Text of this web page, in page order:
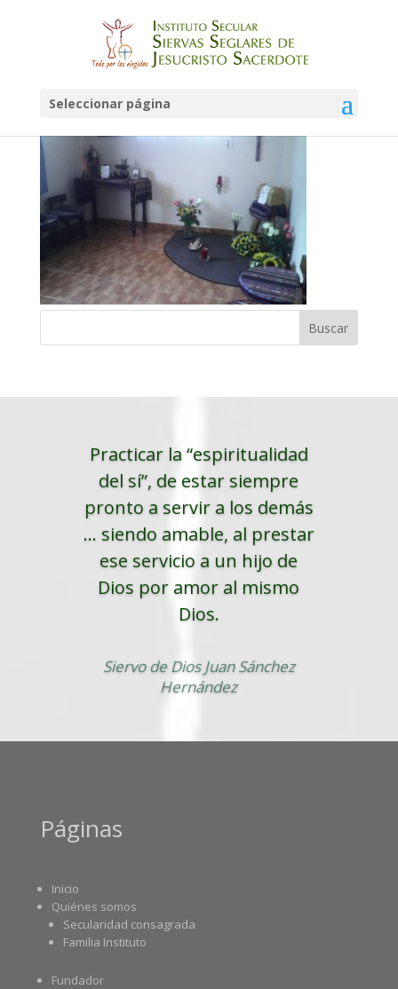
Seleccionar página
IMG-20160111-WA0004
Practicar la “espiritualidad
del sí”, de estar siempre
pronto a servir a los demás
... siendo amable, al prestar
ese servicio a un hijo de
Dios por amor al mismo
Dios.
Siervo de Dios Juan Sánchez
Hernández
Páginas
Inicio
Quiénes somos
Secularidad consagrada
Familia Instituto
Fundador